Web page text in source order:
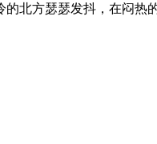
北方瑟瑟发抖，在闷热